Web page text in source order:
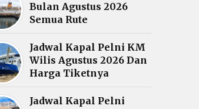
Bulan Agustus 2026
Semua Rute
Jadwal Kapal Pelni KM
Wilis Agustus 2026 Dan
Harga Tiketnya
Jadwal Kapal Pelni